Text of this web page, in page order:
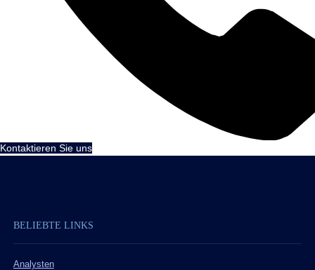
Kontaktieren Sie uns
BELIEBTE LINKS
Analysten